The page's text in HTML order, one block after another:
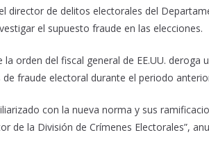
director de delitos electorales del
el supuesto fraude en las elecciones.
la orden del fiscal general de EE.UU.
fraude electoral durante el periodo
con la nueva norma y sus
de la División de Crímenes Electorales”,